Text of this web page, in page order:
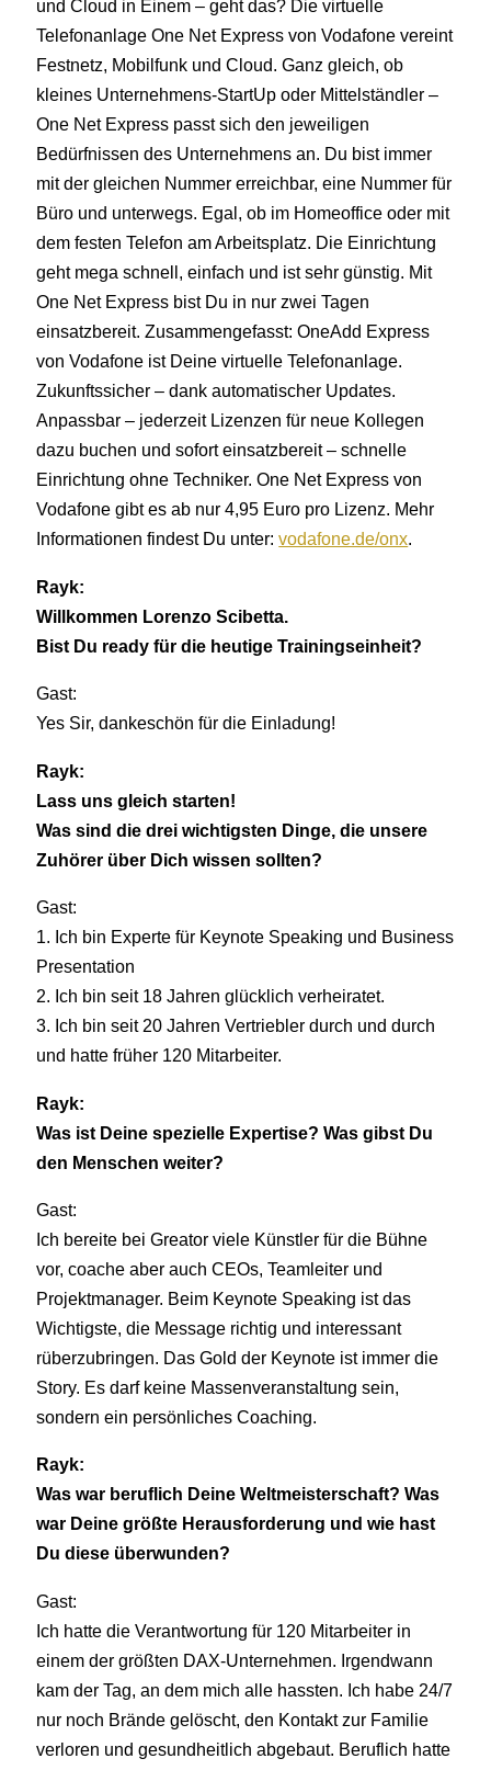
und Cloud in Einem – geht das? Die virtuelle
Telefonanlage One Net Express von Vodafone vereint
Festnetz, Mobilfunk und Cloud. Ganz gleich, ob
kleines Unternehmens-StartUp oder Mittelständler –
One Net Express passt sich den jeweiligen
Bedürfnissen des Unternehmens an. Du bist immer
mit der gleichen Nummer erreichbar, eine Nummer für
Büro und unterwegs. Egal, ob im Homeoffice oder mit
dem festen Telefon am Arbeitsplatz. Die Einrichtung
geht mega schnell, einfach und ist sehr günstig. Mit
One Net Express bist Du in nur zwei Tagen
einsatzbereit. Zusammengefasst: OneAdd Express
von Vodafone ist Deine virtuelle Telefonanlage.
Zukunftssicher – dank automatischer Updates.
Anpassbar – jederzeit Lizenzen für neue Kollegen
dazu buchen und sofort einsatzbereit – schnelle
Einrichtung ohne Techniker. One Net Express von
Vodafone gibt es ab nur 4,95 Euro pro Lizenz. Mehr
Informationen findest Du unter:vodafone.de/onx.
Rayk:
Willkommen Lorenzo Scibetta.
Bist Du ready für die heutige Trainingseinheit?
Gast:
Yes Sir, dankeschön für die Einladung!
Rayk:
Lass uns gleich starten!
Was sind die drei wichtigsten Dinge, die unsere
Zuhörer über Dich wissen sollten?
Gast:
1. Ich bin Experte für Keynote Speaking und Business
Presentation
2. Ich bin seit 18 Jahren glücklich verheiratet.
3. Ich bin seit 20 Jahren Vertriebler durch und durch
und hatte früher 120 Mitarbeiter.
Rayk:
Was ist Deine spezielle Expertise? Was gibst Du
den Menschen weiter?
Gast:
Ich bereite bei Greator viele Künstler für die Bühne
vor, coache aber auch CEOs, Teamleiter und
Projektmanager. Beim Keynote Speaking ist das
Wichtigste, die Message richtig und interessant
rüberzubringen. Das Gold der Keynote ist immer die
Story. Es darf keine Massenveranstaltung sein,
sondern ein persönliches Coaching.
Rayk:
Was war beruflich Deine Weltmeisterschaft? Was
war Deine größte Herausforderung und wie hast
Du diese überwunden?
Gast:
Ich hatte die Verantwortung für 120 Mitarbeiter in
einem der größten DAX-Unternehmen. Irgendwann
kam der Tag, an dem mich alle hassten. Ich habe 24/7
nur noch Brände gelöscht, den Kontakt zur Familie
verloren und gesundheitlich abgebaut. Beruflich hatte